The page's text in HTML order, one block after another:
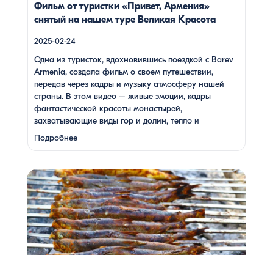
Фильм от туристки «Привет, Армения»
снятый на нашем туре Великая Красота
2025-02-24
Одна из туристок, вдохновившись поездкой с Barev
Armenia, создала фильм о своем путешествии,
передав через кадры и музыку атмосферу нашей
страны. В этом видео – живые эмоции, кадры
фантастической красоты монастырей,
захватывающие виды гор и долин, тепло и
душевность местных жителей, готовка и дегустация
блюд. Путешествие под завораживающие мелодии
погружением …
Подробнее
Многие гости Армении, приезжая в страну, обязательно
включают в свою программу поездку на Севан. Этот
маршрут — один из самых популярных: свежий горный
воздух, величественные пейзажи, древние храмы и,
конечно же, местная кухня. На Севане можно посетить
Севанаванк — знаменитый монастырь IX века,
расположенный на полуострове, а также Айраванк,